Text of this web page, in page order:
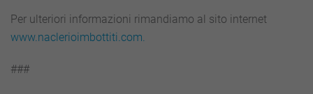
Per ulteriori informazioni rimandiamo al sito internet
www.naclerioimbottiti.com.
###